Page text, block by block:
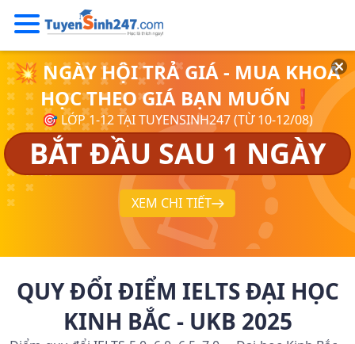
💥 NGÀY HỘI TRẢ GIÁ - MUA KHOÁ
HỌC THEO GIÁ BẠN MUỐN❗
🎯 LỚP 1-12 TẠI TUYENSINH247 (TỪ 10-12/08)
BẮT ĐẦU SAU 1 NGÀY
XEM CHI TIẾT
QUY ĐỔI ĐIỂM IELTS ĐẠI HỌC
KINH BẮC - UKB 2025